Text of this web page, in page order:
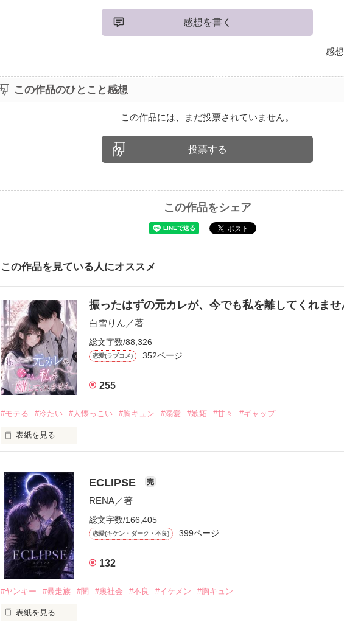
感想を書く
感
この作品のひとこと感想
この作品には、まだ投票されていません。
投票する
この作品をシェア
この作品を見ている人にオススメ
振ったはずの元カレが、今でも私を離してくれませ
白雪りん ／著
総文字数/88,326
恋愛(ラブコメ) 352ページ
255
#モテる #冷たい #人懐っこい #胸キュン #溺愛 #嫉妬 #甘々 #ギャップ
表紙を見る
モテる人を好きになるのが怖かった。
だから私は、中学時代に大好きだった彼を自分から振った。
もう会うことはないと思っていたのに、
高校生になって再会した彼は、隣の学校で”王子様”と呼ばれる人気者になっていた。
他の女の子には冷たいのに
「澪ちゃん。」
ECLIPSE 完
RENA／著
総文字数/166,405
恋愛(キケン・ダーク・不良) 399ページ
132
#ヤンキー #暴走族 #闇 #裏社会 #不良 #イケメン #胸キュン
表紙を見る